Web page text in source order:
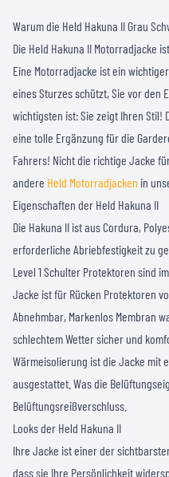
Warum die Held Hakuna II Grau
Die Held Hakuna II Motorradjacke
Eine Motorradjacke ist ein
eines Sturzes schützt, Sie vor den
wichtigsten ist: Sie zeigt Ihren Stil!
eine tolle Ergänzung für die
Fahrers! Nicht die richtige Jacke
andere Held Motorradjacken in
Eigenschaften der Held Hakuna II
Die Hakuna II ist aus Cordura,
erforderliche Abriebfestigkeit zu
Level 1 Schulter Protektoren sind
Jacke ist für Rücken Protektoren
Abnehmbar, Markenlos Membran
schlechtem Wetter sicher und
Wärmeisolierung ist die Jacke mit
ausgestattet. Was die
Belüftungsreißverschluss.
Looks der Held Hakuna II
Ihre Jacke ist einer der
dass sie Ihre Persönlichkeit